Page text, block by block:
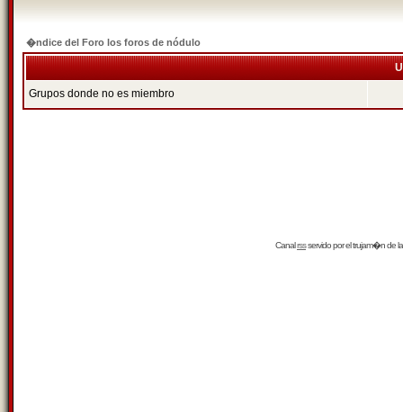
�ndice del Foro los foros de nódulo
Grupos donde no es miembro
Canalrssservido por eltrujam�nde